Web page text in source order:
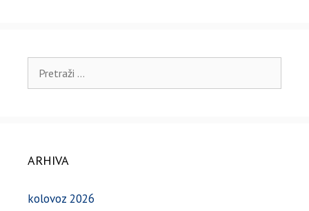
ARHIVA
kolovoz 2026